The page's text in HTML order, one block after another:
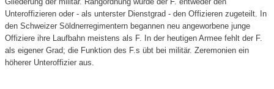
Unteroffizieren oder - als unterster Dienstgrad - den Offizieren zugeteilt. In
den Schweizer Söldnerregimentern begannen neu angeworbene junge
Offiziere ihre Laufbahn meistens als F. In der heutigen Armee fehlt der F.
als eigener Grad; die Funktion des F.s übt bei militär. Zeremonien ein
höherer Unteroffizier aus.